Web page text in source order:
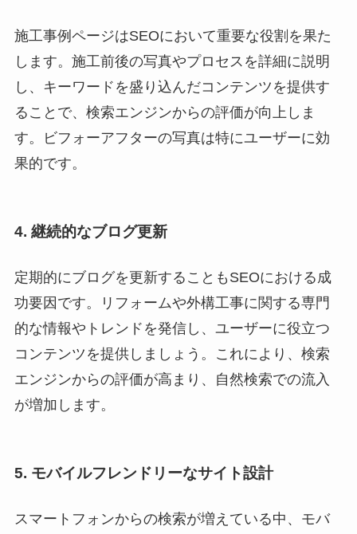
施工事例ページはSEOにおいて重要な役割を果た
します。施工前後の写真やプロセスを詳細に説明
し、キーワードを盛り込んだコンテンツを提供す
ることで、検索エンジンからの評価が向上しま
す。ビフォーアフターの写真は特にユーザーに効
果的です。
4. 継続的なブログ更新
定期的にブログを更新することもSEOにおける成
功要因です。リフォームや外構工事に関する専門
的な情報やトレンドを発信し、ユーザーに役立つ
コンテンツを提供しましょう。これにより、検索
エンジンからの評価が高まり、自然検索での流入
が増加します。
5. モバイルフレンドリーなサイト設計
スマートフォンからの検索が増えている中、モバ